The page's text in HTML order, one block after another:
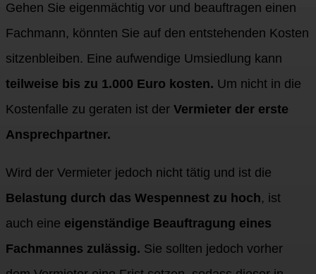
Gehen Sie eigenmächtig vor und beauftragen einen
Fachmann, könnten Sie auf den entstehenden Kosten
sitzenbleiben. Eine aufwendige Umsiedlung kann
teilweise bis zu 1.000 Euro kosten. Um nicht in die
Kostenfalle zu geraten ist der Vermieter der erste
Ansprechpartner.
Wird der Vermieter jedoch nicht tätig und ist die
Belastung durch das Wespennest zu hoch, ist
auch eine eigenständige Beauftragung eines
Fachmannes zulässig. Sie sollten jedoch vorher